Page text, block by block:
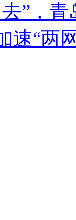
”，
速“两